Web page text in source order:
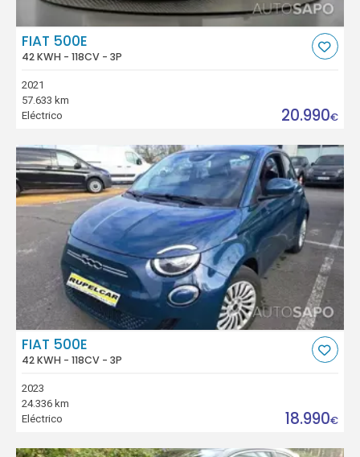
FIAT 500E
42 KWH - 118CV - 3P
2021
57.633 km
Eléctrico
20.990€
FIAT 500E
42 KWH - 118CV - 3P
2023
24.336 km
Eléctrico
18.990€